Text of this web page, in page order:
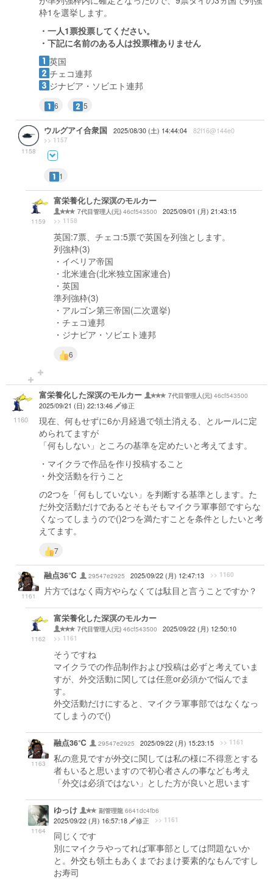
枠1を選挙します。
・一人1票投票してください。
・下記に名前のある人は投票権ありません
英国
チェコ連邦
ジナビア・ソビエト連邦
6 5
1158
ウルグアイ合衆国 2025/08/30 (土) 14:44:04 82f16@144e0
>> 1157
1
1159
富栄養化した深溟のモルカー
7代目管理人(元) 46cf543500 2025/09/01 (月) 21:43:15
>> 1158
英国:7票、チェコ:5票で英国を列強とします。
列強枠(3)
・イベリア帝国
・北米連合(北米独立国家連合)
・英国
準列強枠(3)
・アルゴン第三帝国(二次選挙)
・チェコ連邦
・ジナビア・ソビエト連邦
6
1160
富栄養化した深溟のモルカー 7代目管理人(元) 46cf543500
2025/09/21 (日) 22:13:46
修正
現在、何もせずに6か月経過で領土消える、とルールに定
められてますが
「何もしない」ところの基準を定めたいと考えてます。
・マイクラで作品を作り投稿すること
・外交活動を行うこと
の2つを「何もしていない」を判断する基準とします。た
だ外交活動だけであるとそもそもマイクラ軍事部ですらな
くなってしまうので()2つを満たすことを条件としたいと考
えてます。
7
1161
融点36℃ 29547e2925 2025/09/22 (月) 12:47:13 >> 1160
片方ではなく両方やらなくては駄目と言うことですか？
1162
富栄養化した深溟のモルカー
7代目管理人(元) 46cf543500 2025/09/22 (月) 12:50:10
>> 1161
そうですね
マイクラでの作品制作および投稿は必ずと考えていま
すが、外交活動に関しては任意or必須かで悩んでま
す。
外交活動だけにすると、マイクラ軍事部ではなくなっ
てしまうので()
1163
融点36℃ 29547e2925 2025/09/22 (月) 15:23:15 >> 1161
私の意見ですが外交に関しては私の様に不得意とする
者もいると思いますので初心者さんの事なども考え
「外交は必須ではない」とした方が良いと思います
1164
ゆっけ 副管理龍 6641dc4fb6
2025/09/22 (月) 16:57:18
修正 >> 1161
同じくです
別にマイクラやってれば軍事部としては問題ないか
と。外交も領土もあくまでおまけ要素的なもんですし
お寿司